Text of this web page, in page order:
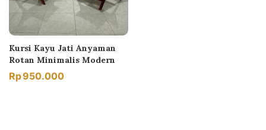
Kursi Kayu Jati Anyaman
Rotan Minimalis Modern
Rp950.000